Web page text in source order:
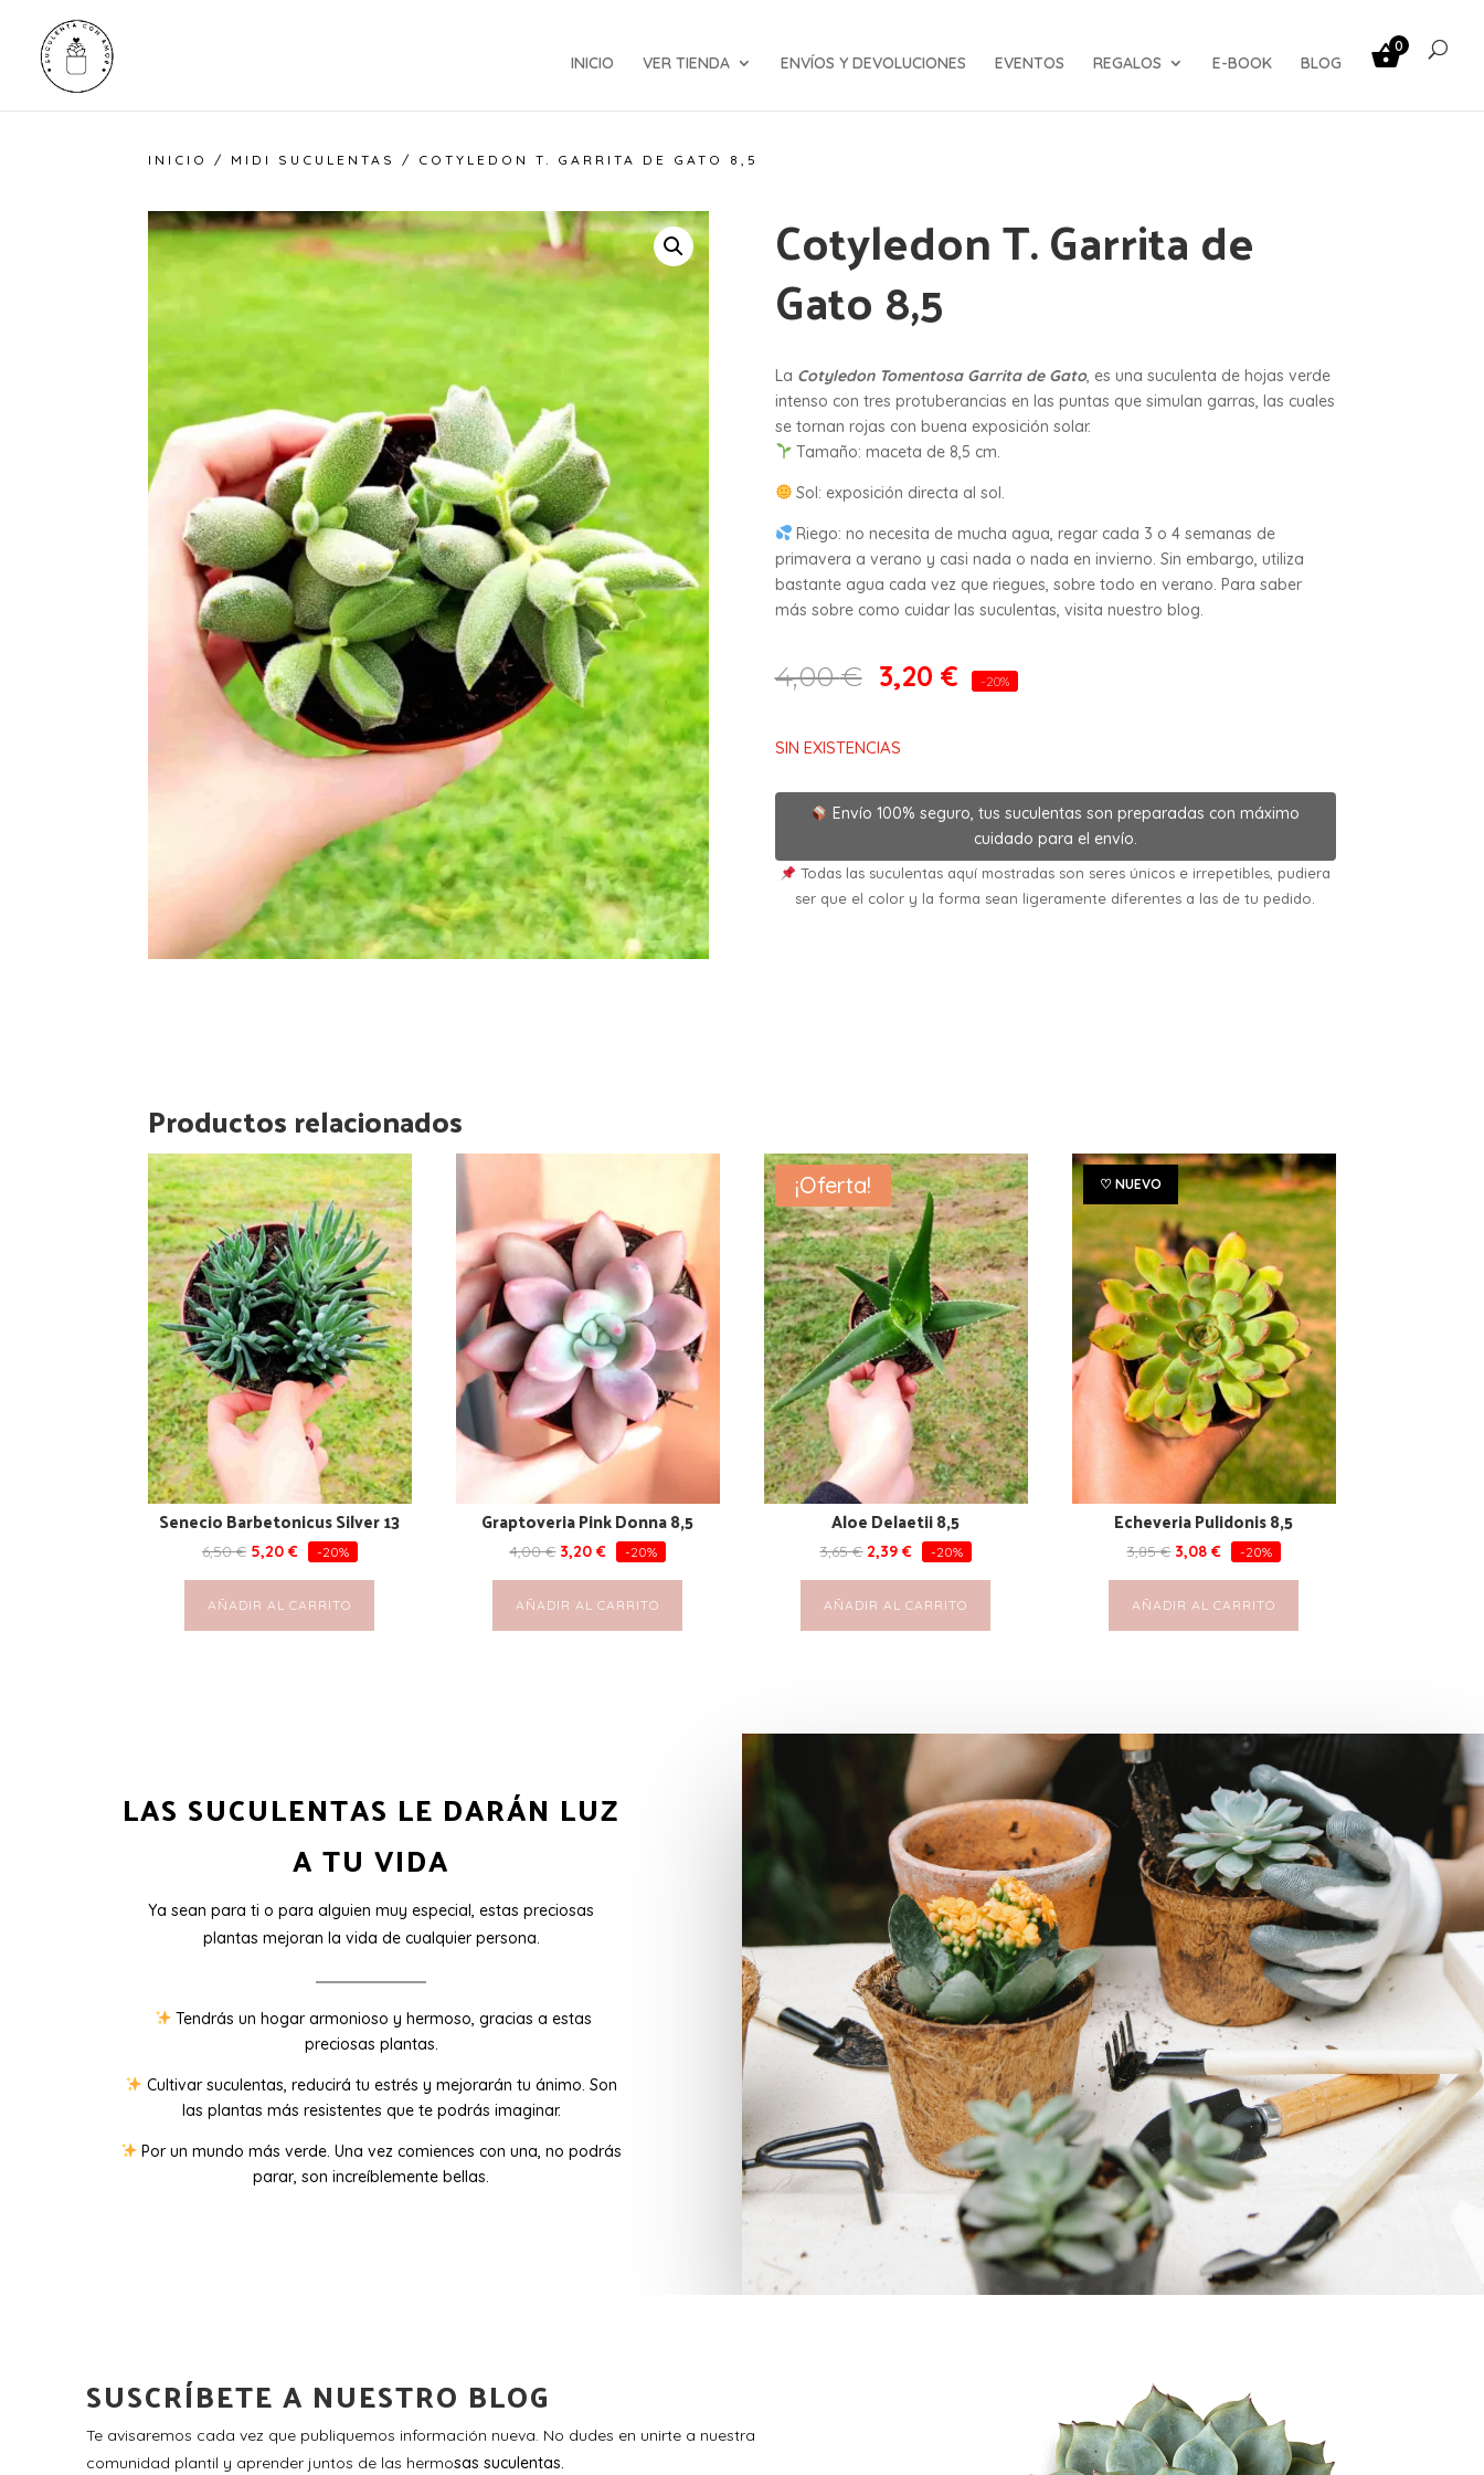
INICIO VER TIENDA ENVÍOS Y DEVOLUCIONES EVENTOS REGALOS E-BOOK BLOG
0
INICIO / MIDI SUCULENTAS / COTYLEDON T. GARRITA DE GATO 8,5
Cotyledon T. Garrita de
Gato 8,5
La Cotyledon Tomentosa Garrita de Gato, es una suculenta de hojas verde
intenso con tres protuberancias en las puntas que simulan garras, las cuales
se tornan rojas con buena exposición solar.
Tamaño: maceta de 8,5 cm.
Sol: exposición directa al sol.
Riego: no necesita de mucha agua, regar cada 3 o 4 semanas de
primavera a verano y casi nada o nada en invierno. Sin embargo, utiliza
bastante agua cada vez que riegues, sobre todo en verano. Para saber
más sobre como cuidar las suculentas, visita nuestro blog.
4,00€ 3,20 € -20%
SIN EXISTENCIAS
Envío 100% seguro, tus suculentas son preparadas con máximo
cuidado para el envío.
Todas las suculentas aquí mostradas son seres únicos e irrepetibles, pudiera
ser que el color y la forma sean ligeramente diferentes a las de tu pedido.
Productos relacionados
Senecio Barbetonicus Silver 13
6,50€ 5,20 € -20%
AÑADIR AL CARRITO
Graptoveria Pink Donna 8,5
4,00€ 3,20€ -20%
AÑADIR AL CARRITO
¡Oferta!
Aloe Delaetii 8,5
3,65€ 2,39€ -20%
AÑADIR AL CARRITO
♡ NUEVO
Echeveria Pulidonis 8,5
3,85€ 3,08€ -20%
AÑADIR AL CARRITO
LAS SUCULENTAS LE DARÁN LUZ
A TU VIDA
Ya sean para ti o para alguien muy especial, estas preciosas
plantas mejoran la vida de cualquier persona.
Tendrás un hogar armonioso y hermoso, gracias a estas
preciosas plantas.
Cultivar suculentas, reducirá tu estrés y mejorarán tu ánimo. Son
las plantas más resistentes que te podrás imaginar.
Por un mundo más verde. Una vez comiences con una, no podrás
parar, son increíblemente bellas.
SUSCRÍBETE A NUESTRO BLOG
Te avisaremos cada vez que publiquemos información nueva. No dudes en unirte a nuestra
comunidad plantil y aprender juntos de las hermosas suculentas.